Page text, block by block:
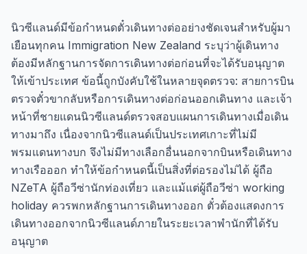
นิวซีแลนด์มีข้อกำหนดตั๋วเดินทางต่ออย่างชัดเจนสำหรับผู้มา
เยือนทุกคน Immigration New Zealand ระบุว่าผู้เดินทาง
ต้องมีหลักฐานการจัดการเดินทางต่อก่อนที่จะได้รับอนุญาต
ให้เข้าประเทศ ข้อนี้ถูกบังคับใช้ในหลายจุดตรวจ: สายการบิน
ตรวจตั๋วขากลับหรือการเดินทางต่อก่อนออกเดินทาง และเจ้า
หน้าที่ชายแดนนิวซีแลนด์ตรวจสอบแผนการเดินทางเมื่อเดิน
ทางมาถึง เนื่องจากนิวซีแลนด์เป็นประเทศเกาะที่ไม่มี
พรมแดนทางบก จึงไม่มีทางเลือกอื่นนอกจากบินหรือเดินทาง
ทางเรือออก ทำให้ข้อกำหนดนี้เป็นสิ่งที่ต่อรองไม่ได้ ผู้ถือ
NZeTA ผู้ถือวีซ่านักท่องเที่ยว และแม้แต่ผู้ถือวีซ่า working
holiday ควรพกหลักฐานการเดินทางออก ตั๋วต้องแสดงการ
เดินทางออกจากนิวซีแลนด์ภายในระยะเวลาพำนักที่ได้รับ
อนุญาต